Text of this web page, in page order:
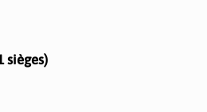
sièges)